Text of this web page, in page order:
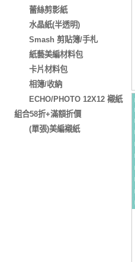
蕾絲剪影紙
水晶紙(半透明)
Smash 剪貼簿/手札
紙藝美編材料包
卡片材料包
相簿/收納
ECHO/PHOTO 12X12 襯紙
組合58折+滿額折價
(單張)美編襯紙